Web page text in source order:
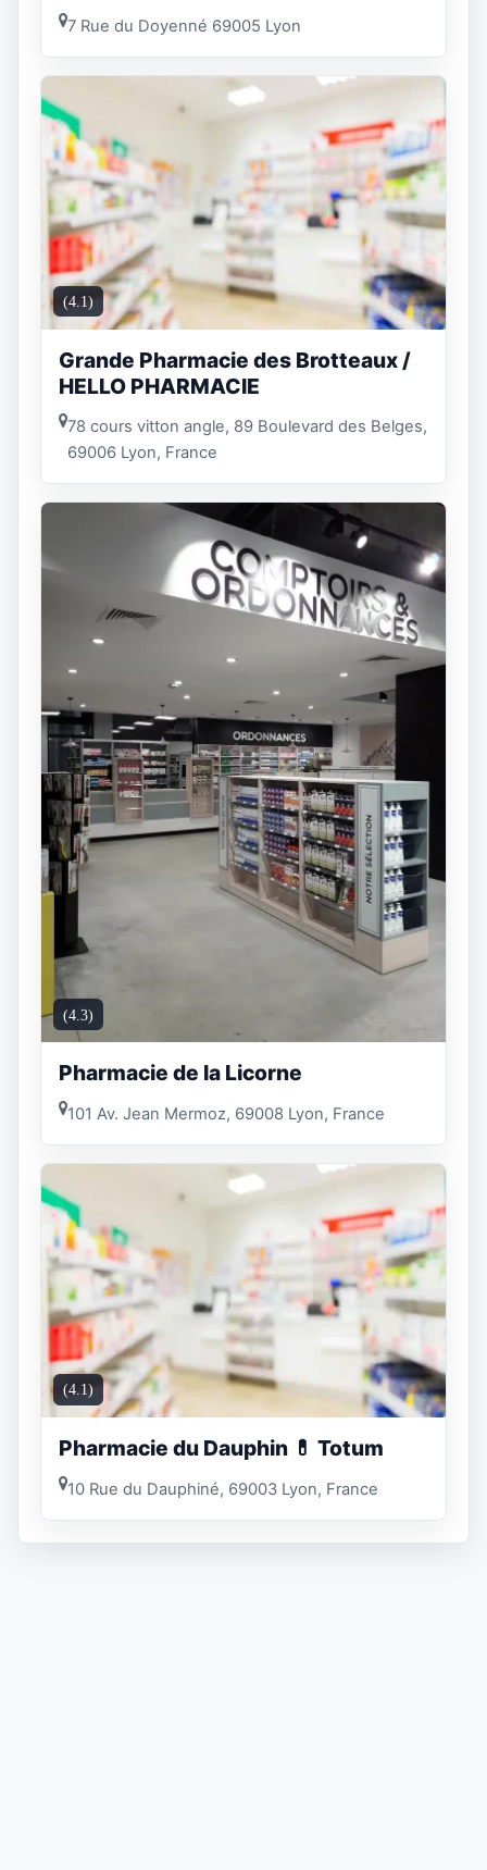
7 Rue du Doyenné 69005 Lyon
(4.1)
Grande Pharmacie des Brotteaux /
HELLO PHARMACIE
78 cours vitton angle, 89 Boulevard des Belges,
69006 Lyon, France
(4.3)
Pharmacie de la Licorne
101 Av. Jean Mermoz, 69008 Lyon, France
(4.1)
Pharmacie du Dauphin 💊 Totum
10 Rue du Dauphiné, 69003 Lyon, France